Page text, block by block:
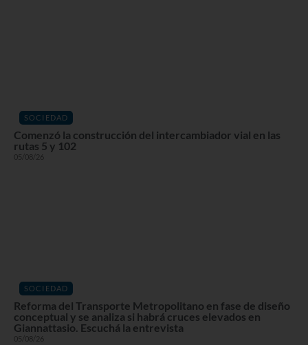
SOCIEDAD
Comenzó la construcción del intercambiador vial en las
rutas 5 y 102
05/08/26
SOCIEDAD
Reforma del Transporte Metropolitano en fase de diseño
conceptual y se analiza si habrá cruces elevados en
Giannattasio. Escuchá la entrevista
05/08/26